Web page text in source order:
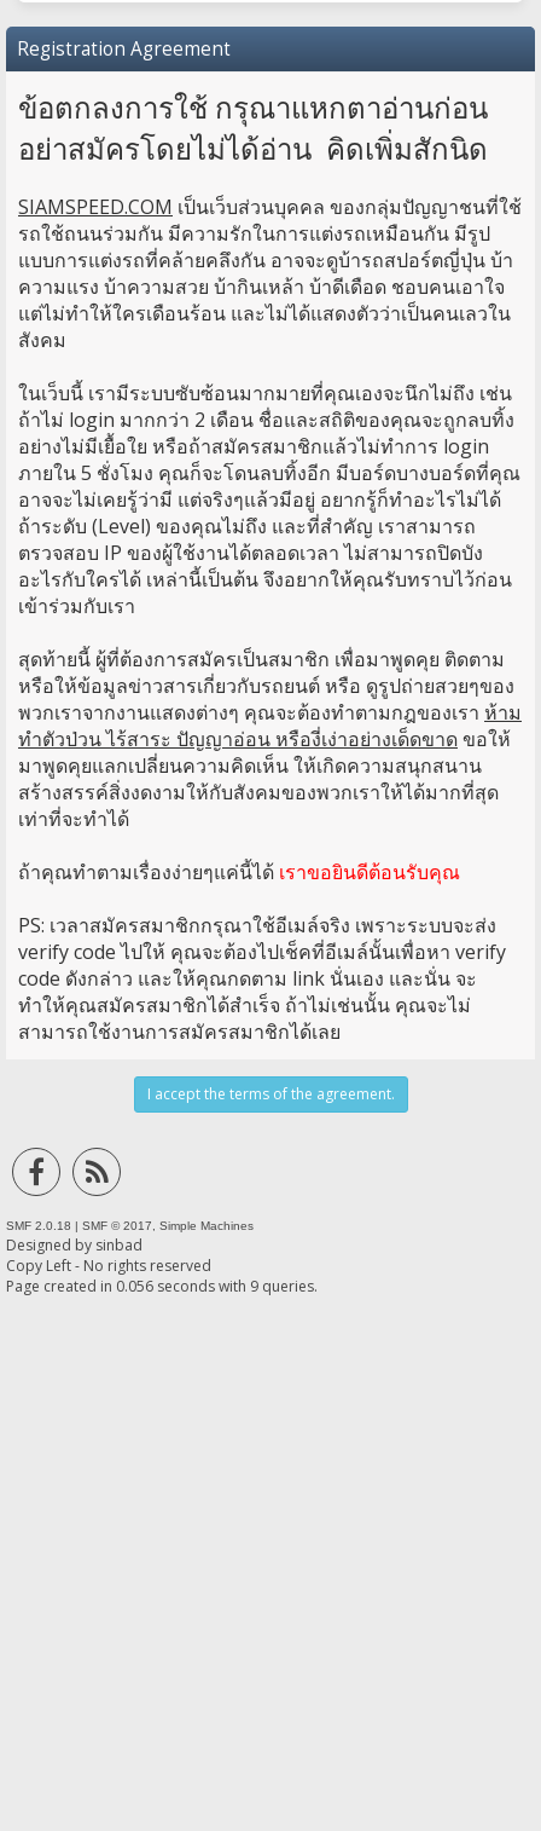
Registration Agreement
ข้อตกลงการใช้ กรุณาแหกตาอ่านก่อน
อย่าสมัครโดยไม่ได้อ่าน คิดเพิ่มสักนิด
SIAMSPEED.COM เป็นเว็บส่วนบุคคล ของกลุ่มปัญญาชนที่ใช้
รถใช้ถนนร่วมกัน มีความรักในการแต่งรถเหมือนกัน มีรูป
แบบการแต่งรถที่คล้ายคลึงกัน อาจจะดูบ้ารถสปอร์ตญี่ปุ่น บ้า
ความแรง บ้าความสวย บ้ากินเหล้า บ้าดีเดือด ชอบคนเอาใจ
แต่ไม่ทำให้ใครเดือนร้อน และไม่ได้แสดงตัวว่าเป็นคนเลวใน
สังคม
ในเว็บนี้ เรามีระบบซับซ้อนมากมายที่คุณเองจะนึกไม่ถึง เช่น
ถ้าไม่ login มากกว่า 2 เดือน ชื่อและสถิติของคุณจะถูกลบทิ้ง
อย่างไม่มีเยื้อใย หรือถ้าสมัครสมาชิกแล้วไม่ทำการ login
ภายใน 5 ชั่งโมง คุณก็จะโดนลบทิ้งอีก มีบอร์ดบางบอร์ดที่คุณ
อาจจะไม่เคยรู้ว่ามี แต่จริงๆแล้วมีอยู่ อยากรู้ก็ทำอะไรไม่ได้
ถ้าระดับ (Level) ของคุณไม่ถึง และที่สำคัญ เราสามารถ
ตรวจสอบ IP ของผู้ใช้งานได้ตลอดเวลา ไม่สามารถปิดบัง
อะไรกับใครได้ เหล่านี้เป็นต้น จึงอยากให้คุณรับทราบไว้ก่อน
เข้าร่วมกับเรา
สุดท้ายนี้ ผู้ที่ต้องการสมัครเป็นสมาชิก เพื่อมาพูดคุย ติดตาม
หรือให้ข้อมูลข่าวสารเกี่ยวกับรถยนต์ หรือ ดูรูปถ่ายสวยๆของ
พวกเราจากงานแสดงต่างๆ คุณจะต้องทำตามกฎของเรา ห้าม
ทำตัวป่วน ไร้สาระ ปัญญาอ่อน หรืองี่เง่าอย่างเด็ดขาดขอให้
มาพูดคุยแลกเปลี่ยนความคิดเห็น ให้เกิดความสนุกสนาน
สร้างสรรค์สิ่งงดงามให้กับสังคมของพวกเราให้ได้มากที่สุด
เท่าที่จะทำได้
ถ้าคุณทำตามเรื่องง่ายๆแค่นี้ได้ เราขอยินดีต้อนรับคุณ
PS: เวลาสมัครสมาชิกกรุณาใช้อีเมล์จริง เพราะระบบจะส่ง
verify code ไปให้ คุณจะต้องไปเช็คที่อีเมล์นั้นเพื่อหา verify
code ดังกล่าว และให้คุณกดตาม link นั่นเอง และนั่น จะ
ทำให้คุณสมัครสมาชิกได้สำเร็จ ถ้าไม่เช่นนั้น คุณจะไม่
สามารถใช้งานการสมัครสมาชิกได้เลย
SMF 2.0.18 | SMF © 2017 Simple Machines
Designed by sinbad
Copy Left - No rights reserved
Page created in 0.056 seconds with 9 queries.